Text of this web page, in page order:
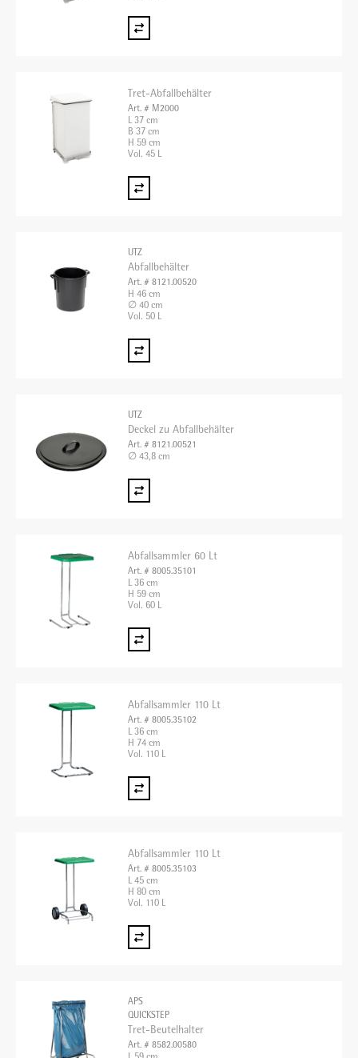
Tret-Abfallbehälter
Art. # M2000
L 37 cm
B 37 cm
H 59 cm
Vol. 45 L
UTZ
Abfallbehälter
Art. # 8121.00520
H 46 cm
∅ 40 cm
Vol. 50 L
UTZ
Deckel zu Abfallbehälter
Art. # 8121.00521
∅ 43,8 cm
Abfallsammler 60 Lt
Art. # 8005.35101
L 36 cm
H 59 cm
Vol. 60 L
Abfallsammler 110 Lt
Art. # 8005.35102
L 36 cm
H 74 cm
Vol. 110 L
Abfallsammler 110 Lt
Art. # 8005.35103
L 45 cm
H 80 cm
Vol. 110 L
APS
QUICKSTEP
Tret-Beutelhalter
Art. # 8582.00580